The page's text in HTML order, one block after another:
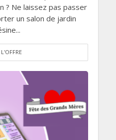
? Ne laissez pas passer
un salon de jardin